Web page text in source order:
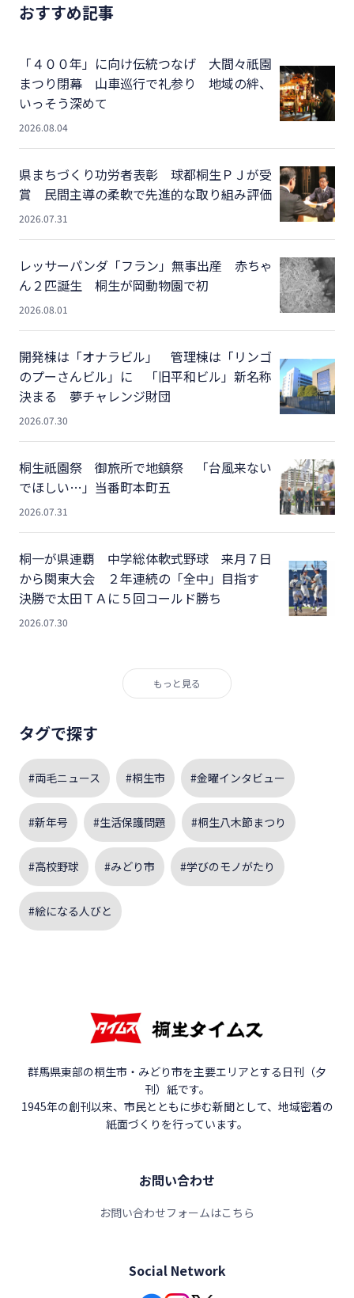
おすすめ記事
「４００年」に向け伝統つなげ 大間々祇園
まつり閉幕 山車巡行で礼参り 地域の絆、
いっそう深めて
2026.08.04
県まちづくり功労者表彰 球都桐生ＰＪが受
賞 民間主導の柔軟で先進的な取り組み評価
2026.07.31
レッサーパンダ「フラン」無事出産 赤ちゃ
ん２匹誕生 桐生が岡動物園で初
2026.08.01
開発棟は「オナラビル」 管理棟は「リンゴ
のプーさんビル」に 「旧平和ビル」新名称
決まる 夢チャレンジ財団
2026.07.30
桐生祇園祭 御旅所で地鎮祭 「台風来ない
でほしい…」当番町本町五
2026.07.31
桐一が県連覇 中学総体軟式野球 来月７日
から関東大会 ２年連続の「全中」目指す
決勝で太田ＴＡに５回コールド勝ち
2026.07.30
もっと見る
タグで探す
#両毛ニュース #桐生市 #金曜インタビュー
#新年号 #生活保護問題 #桐生八木節まつり
#高校野球 #みどり市 #学びのモノがたり
#絵になる人びと
群馬県東部の桐生市・みどり市を主要エリアとする日刊（夕
刊）紙です。
1945年の創刊以来、市民とともに歩む新聞として、地域密着の
紙面づくりを行っています。
お問い合わせ
お問い合わせフォームはこちら
Social Network